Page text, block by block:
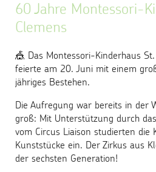
60 Jahre Montessori-
Clemens
🎪 Das Montessori-Kinderhaus
feierte am 20. Juni mit einem
jähriges Bestehen.
Die Aufregung war bereits in der
groß: Mit Unterstützung durch
vom Circus Liaison studierten die
Kunststücke ein. Der Zirkus aus
der sechsten Generation!